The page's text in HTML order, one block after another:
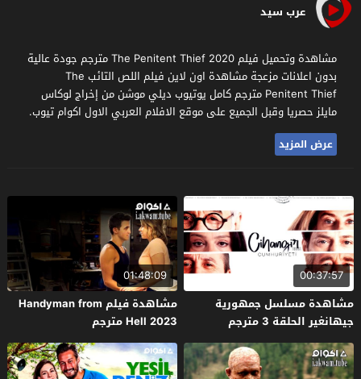
عرب سيد
مشاهدة وتحميل فيلم The Penitent Thief 2020 مترجم جودة عالية
بدون اعلانات مزعجة مشاهدة اون لاين فيلم اللص التائب The
Penitent Thief مترجم كامل يوتيوب ديلي موشن من إخراج لوكاس
مايلز حصريا وقبل الجميع على موقع الافلام العربي الاول اكوام تيوب.
عرض المزيد
00:37:57
مشاهدة مسلسل جمهورية
جيهانغير الحلقة 3 مترجم
01:48:09
مشاهدة فيلم Handyman from
Hell 2023 مترجم